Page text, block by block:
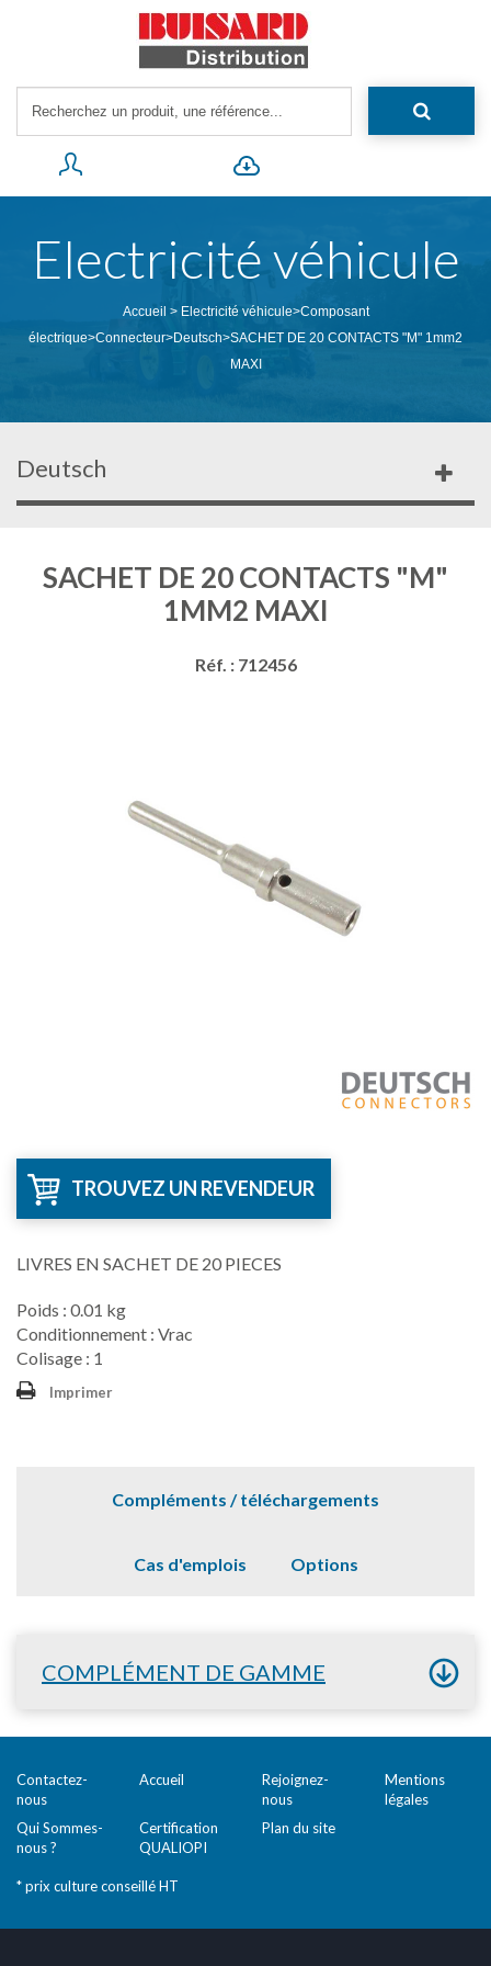
Electricité véhicule
Accueil > Electricité véhicule>Composant
électrique>Connecteur>Deutsch>SACHET DE 20 CONTACTS "M" 1mm2
MAXI
Deutsch
SACHET DE 20 CONTACTS "M"
1MM2 MAXI
Réf. : 712456
TROUVEZ UN REVENDEUR
LIVRES EN SACHET DE 20 PIECES
Poids : 0.01 kg
Conditionnement : Vrac
Colisage : 1
Imprimer
Compléments / téléchargements
Cas d'emplois Options
COMPLÉMENT DE GAMME
Contactez-
nous
Accueil
Rejoignez-
nous
Mentions
légales
Qui Sommes-
nous ?
Certification
QUALIOPI
Plan du site
* prix culture conseillé HT